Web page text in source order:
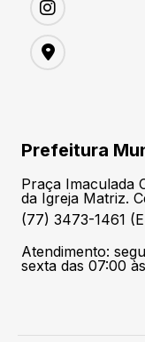
Prefeitura
Praça Imaculada
da Igreja Matriz.
(77) 3473-1461
Atendimento:
sexta das 07:00